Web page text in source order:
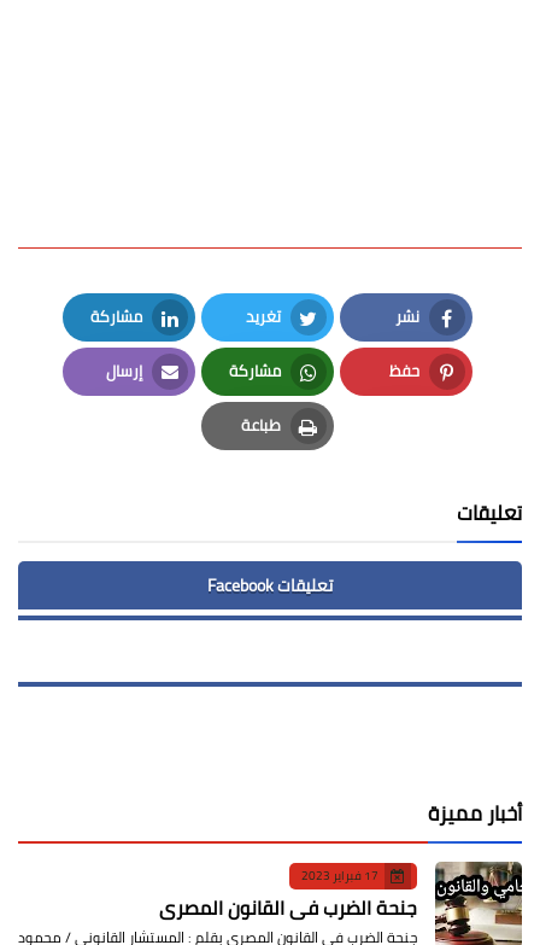
نشر
Facebook
تغريد
Twitter
مشاركة
LinkedIn
حفظ
Pinterest
مشاركة
Whatsapp
إرسال
Email
طباعة
Print
تعليقات
تعليقات Facebook
أخبار مميزة
17 فبراير 2023
جنحة الضرب في القانون المصري
جنحة الضرب في القانون المصري بقلم : المستشار القانوني / محمود